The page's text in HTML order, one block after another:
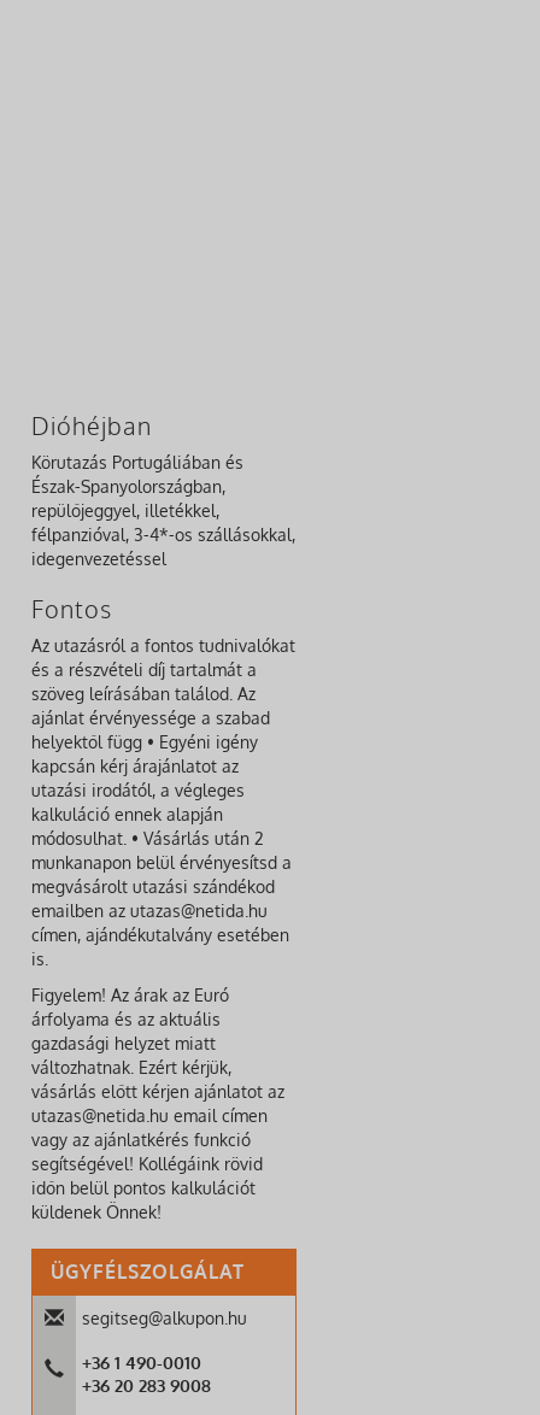
Dióhéjban
Körutazás Portugáliában és
Észak-Spanyolországban,
repülőjeggyel, illetékkel,
félpanzióval, 3-4*-os szállásokkal,
idegenvezetéssel
Fontos
Az utazásról a fontos tudnivalókat
és a részvételi díj tartalmát a
szöveg leírásában találod. Az
ajánlat érvényessége a szabad
helyektől függ • Egyéni igény
kapcsán kérj árajánlatot az
utazási irodától, a végleges
kalkuláció ennek alapján
módosulhat. • Vásárlás után 2
munkanapon belül érvényesítsd a
megvásárolt utazási szándékod
emailben az utazas@netida.hu
címen, ajándékutalvány esetében
is.
Figyelem! Az árak az Euró
árfolyama és az aktuális
gazdasági helyzet miatt
változhatnak. Ezért kérjük,
vásárlás előtt kérjen ajánlatot az
utazas@netida.hu email címen
vagy az ajánlatkérés funkció
segítségével! Kollégáink rövid
időn belül pontos kalkulációt
küldenek Önnek!
ÜGYFÉLSZOLGÁLAT
segitseg@alkupon.hu
+36 1 490-0010
+36 20 283 9008